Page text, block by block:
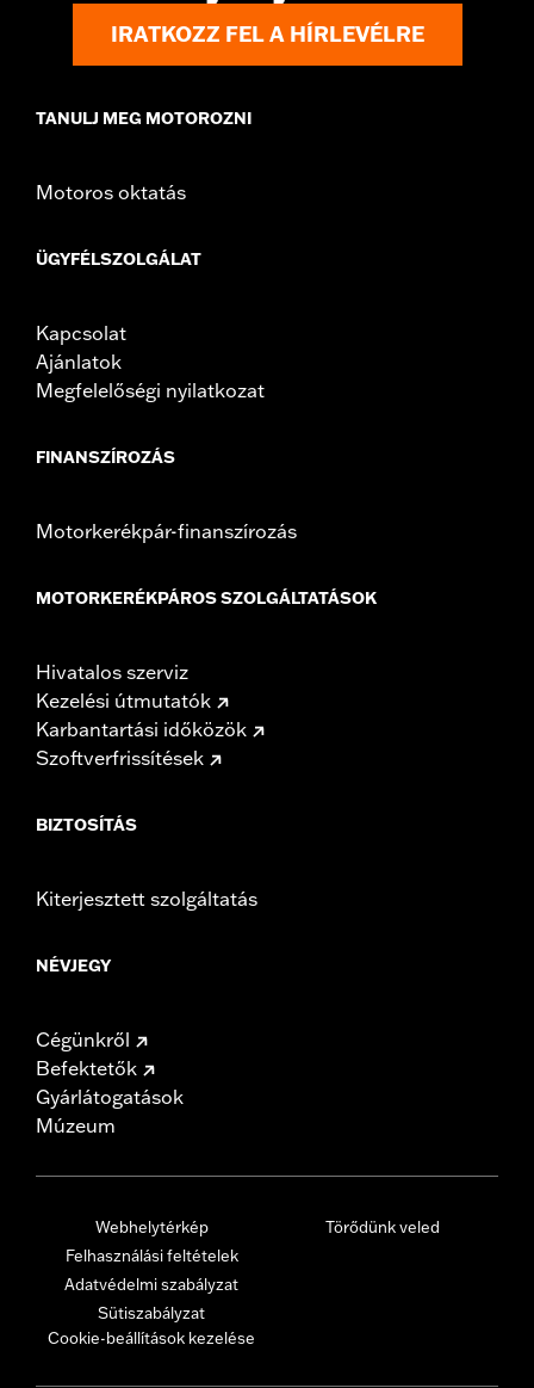
IRATKOZZ FEL A HÍRLEVÉLRE
TANULJ MEG MOTOROZNI
Motoros oktatás
ÜGYFÉLSZOLGÁLAT
Kapcsolat
Ajánlatok
Megfelelőségi nyilatkozat
FINANSZÍROZÁS
Motorkerékpár-finanszírozás
MOTORKERÉKPÁROS SZOLGÁLTATÁSOK
Hivatalos szerviz
Kezelési útmutatók
Karbantartási időközök
Szoftverfrissítések
BIZTOSÍTÁS
Kiterjesztett szolgáltatás
NÉVJEGY
Cégünkről
Befektetők
Gyárlátogatások
Múzeum
Webhelytérkép
Felhasználási feltételek
Adatvédelmi szabályzat
Sütiszabályzat
Cookie-beállítások kezelése
Törődünk veled